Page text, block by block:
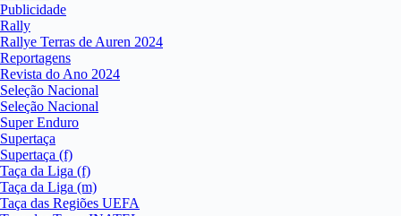
Publicidade
Rally
Rallye Terras de Auren 2024
Reportagens
Revista do Ano 2024
Seleção Nacional
Seleção Nacional
Super Enduro
Supertaça
Supertaça (f)
Taça da Liga (f)
Taça da Liga (m)
Taça das Regiões UEFA